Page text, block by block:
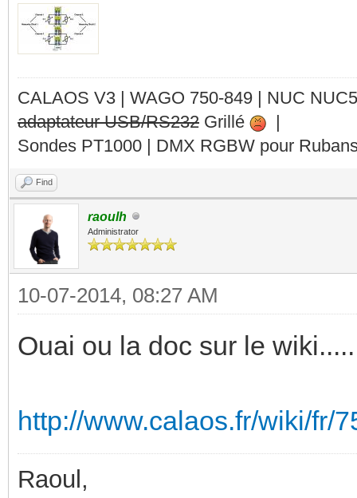
CALAOS V3 | WAGO 750-849 | NUC
adaptateur USB/RS232 Grillé
|
Sondes PT1000 | DMX RGBW pour
Find
raoulh
Administrator
10-07-2014, 08:27 AM
Ouai ou la doc sur le
http://www.calaos.fr/wiki/fr/
Raoul,